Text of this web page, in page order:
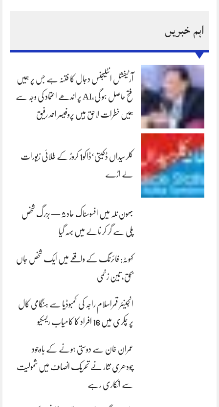
اہم خبریں
آرٹیفشل انٹلیجنس دجال کا فتنہ ہے جس پر ہمیں
فتح حاصل ہو گی،AI پر اندھے اعتماد کی وجہ سے
ہمیں خطرات لاحق ہیں پروفیسر احمد رفیق
کلرسیداں ڈکیتی‘ڈاکو1 کروڑ کے طلائی زیورات
لے اڑے
بھون نلہ میں افسوسناک حادثہ — بزرگ شخص
پلی سے گر کر نالے میں بہہ گیا
کہوٹہ: فائرنگ کے واقعے میں ایک شخص جاں
بحق، تین زخمی
انجینئر قمراسلام راجہ کی کمبوڈیا سے ہنگامی کال
پر چکری میں 16 افراد کا کامیاب ریسکیو
عمران خان سے دوستی ہونے کے باوجود
چودھری نثار نے تحریک انصاف میں شمولیت
سے انکاری رہے